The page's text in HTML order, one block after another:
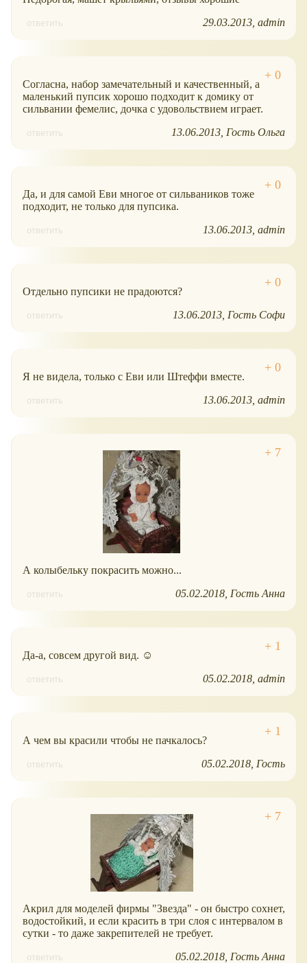
ответить 29.03.2013 admin
Согласна, набор замечательный и качественный, а
маленький пупсик хорошо подходит к домику от
сильвании фемелис, дочка с удовольствием играет.
ответить 13.06.2013 Гость Ольга
Да, и для самой Еви многое от сильваников тоже
подходит, не только для пупсика.
ответить 13.06.2013 admin
Отдельно пупсики не прадоются?
ответить 13.06.2013 Гость Софи
Я не видела, только с Еви или Штеффи вместе.
ответить 13.06.2013 admin
А колыбельку покрасить можно...
ответить 05.02.2018 Гость Анна
Да-а, совсем другой вид. ☺
ответить 05.02.2018 admin
А чем вы красили чтобы не пачкалось?
ответить 05.02.2018 Гость
Акрил для моделей фирмы "Звезда" - он быстро сохнет,
водостойкий, и если красить в три слоя с интервалом в
сутки - то даже закрепителей не требует.
ответить 05.02.2018 Гость Анна